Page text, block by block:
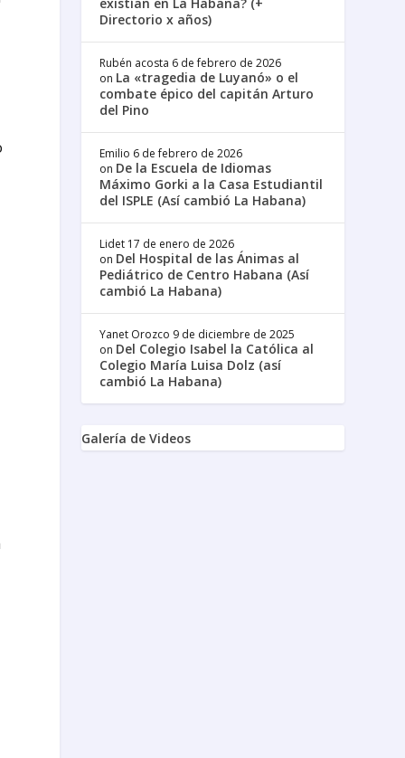
Directorio x años)
Rubén acosta 6 de febrero de 2026
on La «tragedia de Luyanó» o el
combate épico del capitán Arturo
del Pino
Emilio 6 de febrero de 2026
on De la Escuela de Idiomas
Máximo Gorki a la Casa Estudiantil
del ISPLE (Así cambió La Habana)
Lidet 17 de enero de 2026
on Del Hospital de las Ánimas al
Pediátrico de Centro Habana (Así
cambió La Habana)
Yanet Orozco 9 de diciembre de 2025
on Del Colegio Isabel la Católica al
Colegio María Luisa Dolz (así
cambió La Habana)
Galería de Videos